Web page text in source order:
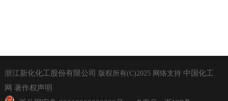
浙江新化化工股份有限公司 版权所有(C)2025网络支持 中国化工
网 著作权声明